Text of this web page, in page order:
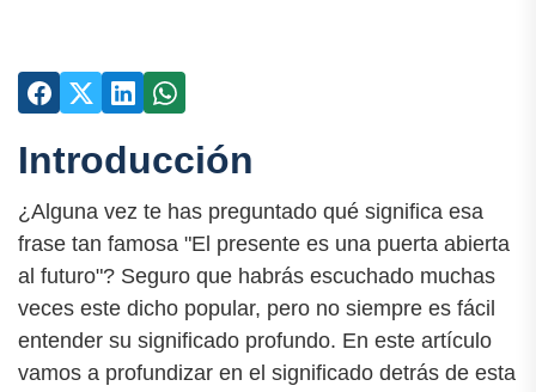
Introducción
¿Alguna vez te has preguntado qué significa esa
frase tan famosa "El presente es una puerta abierta
al futuro"? Seguro que habrás escuchado muchas
veces este dicho popular, pero no siempre es fácil
entender su significado profundo. En este artículo
vamos a profundizar en el significado detrás de esta